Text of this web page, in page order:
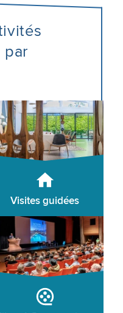
Visites guidées